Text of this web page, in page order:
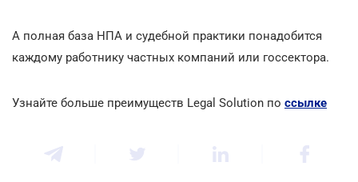
А полная база НПА и судебной практики понадобится
каждому работнику частных компаний или госсектора.
Узнайте больше преимуществ Legal Solution по ссылке